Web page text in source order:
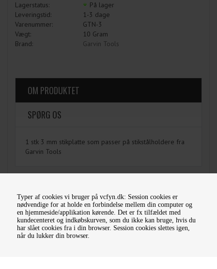
Typer af cookies vi bruger på vcfyn.dk: Session cookies er
nødvendige for at holde en forbindelse mellem din computer og
en hjemmeside/applikation kørende. Det er fx tilfældet med
kundecenteret og indkøbskurven, som du ikke kan bruge, hvis du
har slået cookies fra i din browser. Session cookies slettes igen,
når du lukker din browser.
På lager
Lagerstatus:
1-3 dage
Leveringstid:
GTN-3
Varenummer:
10 Gram
Vægt:
Garvin Tools
Brand:
OM PRODUKTET
SPØRG OS
1 stk 3 mm stikplatte som passer på stikstålholdere fra
Garvin Tools
MÅSKE ER DU OGSÅ INTERESSERET I FØLGENDE
PRODUKTER